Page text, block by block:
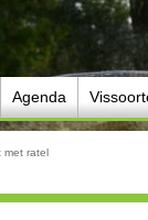
Agenda
met ratel